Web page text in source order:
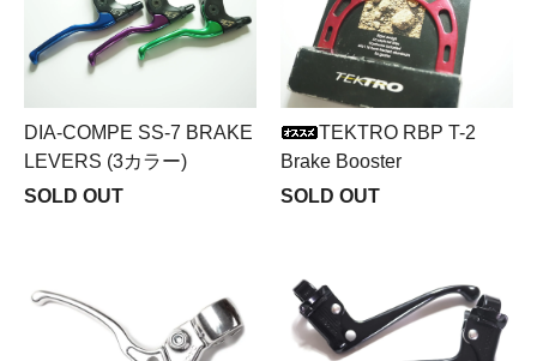
DIA-COMPE SS-7 BRAKE
LEVERS (3カラー)
SOLD OUT
TEKTRO RBP T-2
Brake Booster
SOLD OUT